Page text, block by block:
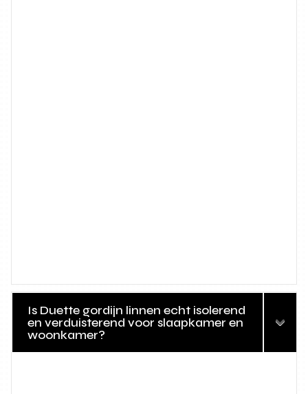
Is Duette gordijn linnen echt isolerend
en verduisterend voor slaapkamer en
woonkamer?